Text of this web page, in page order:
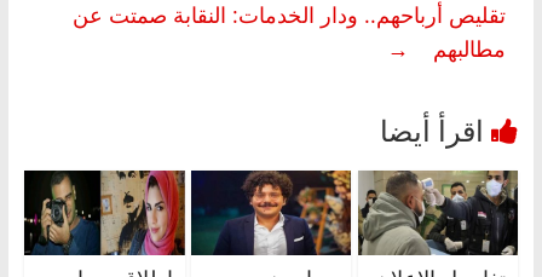
تقليص أرباحهم.. ودار الخدمات: النقابة صمتت عن
مطالبهم
→